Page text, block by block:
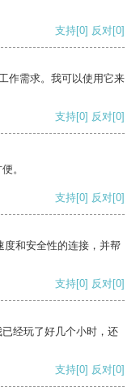
支持[0] 反对[0]
作需求。我可以使用它来
支持[0] 反对[0]
。
支持[0] 反对[0]
度和安全性的连接，并帮
支持[0] 反对[0]
经玩了好几个小时，还
支持[0] 反对[0]